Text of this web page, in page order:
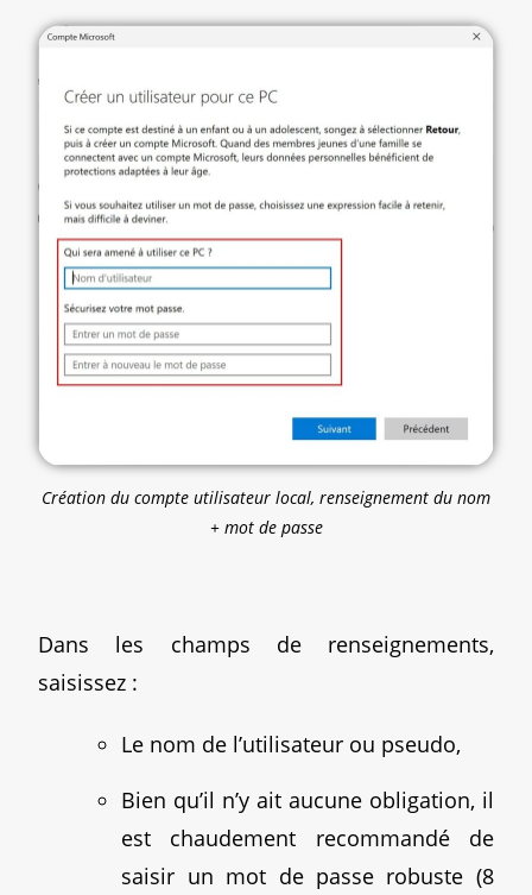
Création du compte utilisateur local, renseignement du nom
+ mot de passe
Dans les champs de renseignements,
saisissez :
Le nom de l’utilisateur ou pseudo,
Bien qu’il n’y ait aucune obligation, il
est chaudement recommandé de
saisir un mot de passe robuste (8